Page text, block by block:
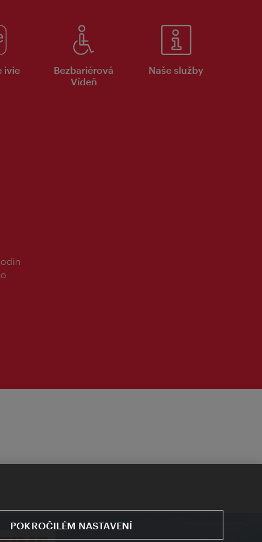
ivie
Bezbariérová
Vídeň
Naše služby
POKROČILÉM NASTAVENÍ